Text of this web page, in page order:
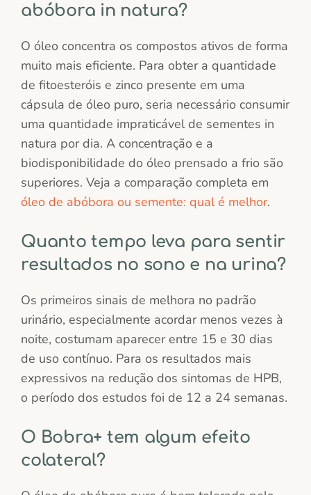
abóbora in natura?
O óleo concentra os compostos ativos de forma
muito mais eficiente. Para obter a quantidade
de fitoesteróis e zinco presente em uma
cápsula de óleo puro, seria necessário consumir
uma quantidade impraticável de sementes in
natura por dia. A concentração e a
biodisponibilidade do óleo prensado a frio são
superiores. Veja a comparação completa em
óleo de abóbora ou semente: qual é melhor.
Quanto tempo leva para sentir
resultados no sono e na urina?
Os primeiros sinais de melhora no padrão
urinário, especialmente acordar menos vezes à
noite, costumam aparecer entre 15 e 30 dias
de uso contínuo. Para os resultados mais
expressivos na redução dos sintomas de HPB,
o período dos estudos foi de 12 a 24 semanas.
O Bobra+ tem algum efeito
colateral?